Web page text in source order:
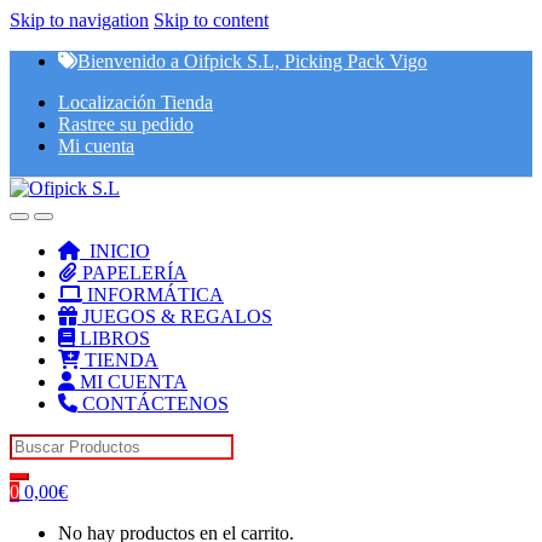
Skip to navigation Skip to content
Bienvenido a Oifpick S.L, Picking Pack Vigo
Localización Tienda
Rastree su pedido
Mi cuenta
INICIO
PAPELERÍA
INFORMÁTICA
JUEGOS & REGALOS
LIBROS
TIENDA
MI CUENTA
CONTÁCTENOS
Search for:
0 0,00€
No hay productos en el carrito.